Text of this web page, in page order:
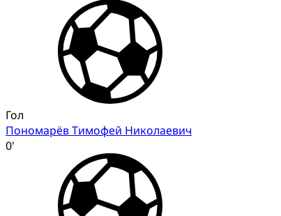
Гол
Пономарёв Тимофей Николаевич
0'